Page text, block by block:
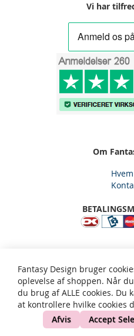
Vi har
Om
Fantasy Design,
kundeservice@fantasy-
Privatliv og cookie politik
Ordrer og
Copyright © 2002-present
Fantasy Design bruger
oplevelse af shoppen. Når
du brug af ALLE cookies. Du
at kontrollere hvilke cookies
Afvis
Accept